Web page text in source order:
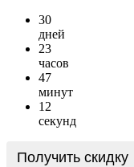
30
дней
23
часов
47
минут
1 2
секунд
Получить скидку